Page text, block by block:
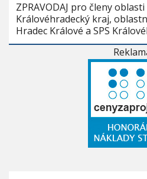
ZPRAVODAJ pro členy oblasti
Královéhradecký kraj,
Hradec Králové a SPS